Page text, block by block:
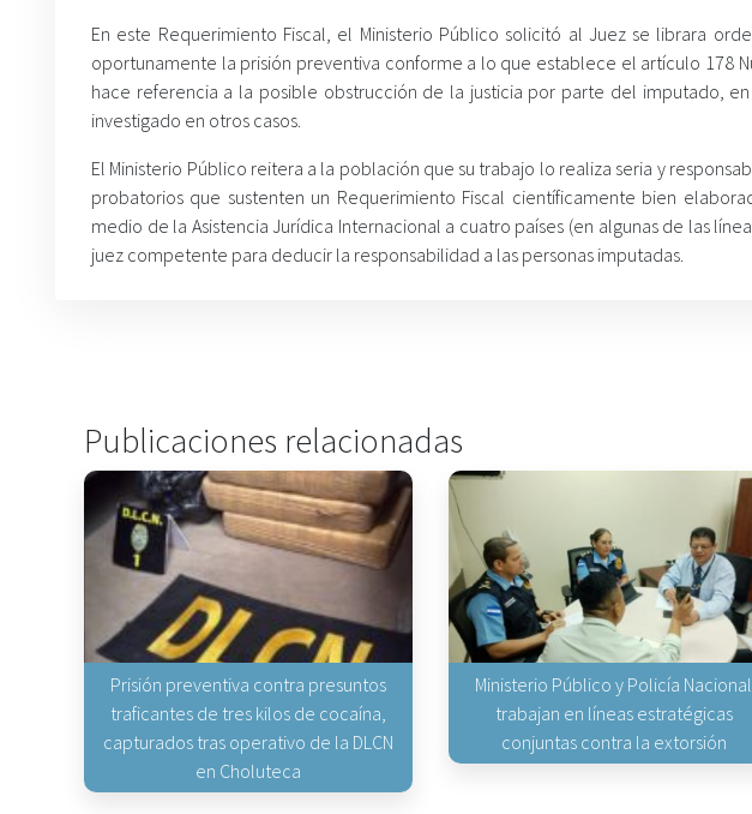
En este Requerimiento Fiscal, el Ministerio Público solicitó al Juez se librara
oportunamente la prisión preventiva conforme a lo que establece el artículo 178
hace referencia a la posible obstrucción de la justicia por parte del imputado,
investigado en otros casos.
El Ministerio Público reitera a la población que su trabajo lo realiza seria y
probatorios que sustenten un Requerimiento Fiscal científicamente bien
medio de la Asistencia Jurídica Internacional a cuatro países (en algunas de las
juez competente para deducir la responsabilidad a las personas imputadas.
Publicaciones relacionadas
Prisión preventiva contra presuntos
traficantes de tres kilos de cocaína,
capturados tras operativo de la DLCN
en Choluteca
Ministerio Público y Policía Nacional
trabajan en líneas estratégicas
conjuntas contra la extorsión